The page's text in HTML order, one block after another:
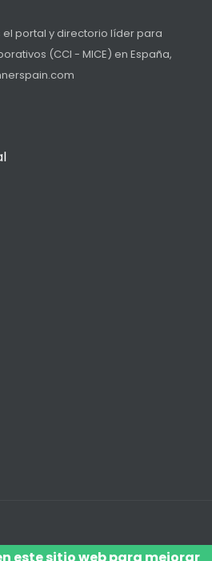
el portal y directorio líder para
(CCI - MICE) en España,